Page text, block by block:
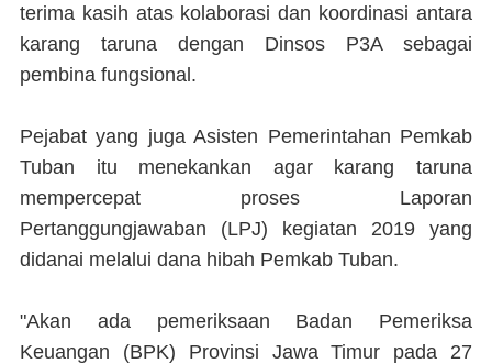
terima kasih atas kolaborasi dan koordinasi antara
karang taruna dengan Dinsos P3A sebagai
pembina fungsional.
Pejabat yang juga Asisten Pemerintahan Pemkab
Tuban itu menekankan agar karang taruna
mempercepat proses Laporan
Pertanggungjawaban (LPJ) kegiatan 2019 yang
didanai melalui dana hibah Pemkab Tuban.
"Akan ada pemeriksaan Badan Pemeriksa
Keuangan (BPK) Provinsi Jawa Timur pada 27